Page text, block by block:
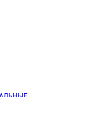
/ СОЕДИНИТЕЛЬНЫЕ
РЕЗЬБОЙ
ДВУХСЛ.